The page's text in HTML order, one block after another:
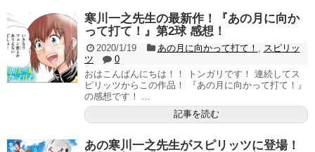
寒川一之先生の最新作！『あの月に向か
って打て！』第2球 感想！
2020/1/19 あの月に向かって打て！ , スピリッ
ツ
0
おはこんばんにちは！！ トンガリです！ 連続してス
ピリッツからこの作品！ 『あの月に向かって打て！』
の感想です！ ...
記事を読む
あの寒川一之先生がスピリッツに登場！